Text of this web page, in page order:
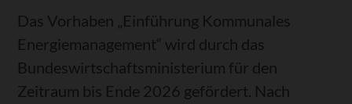
Das Vorhaben „Einführung Kommunales
Energiemanagement“ wird durch das
Bundeswirtschaftsministerium für den
Zeitraum bis Ende 2026 gefördert. Nach